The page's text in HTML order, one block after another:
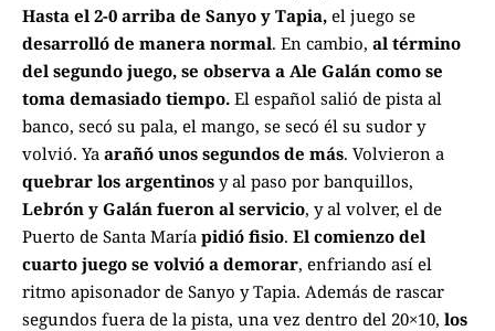
Hasta el 2-0 arriba de Sanyo y Tapia, el juego se
desarrolló de manera normal. En cambio, al término
del segundo juego, se observa a Ale Galán como se
toma demasiado tiempo. El español salió de pista al
banco, secó su pala, el mango, se secó él su sudor y
volvió. Ya arañó unos segundos de más. Volvieron a
quebrar los argentinos y al paso por banquillos,
Lebrón y Galán fueron al servicio, y al volver, el de
Puerto de Santa María pidió fisio. El comienzo del
cuarto juego se volvió a demorar, enfriando así el
ritmo apisonador de Sanyo y Tapia. Además de rascar
segundos fuera de la pista, una vez dentro del 20×10, los